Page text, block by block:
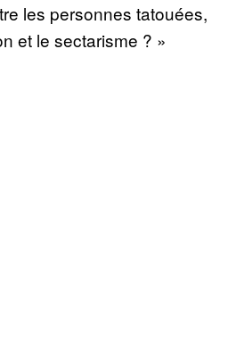
les personnes tatouées,
et le sectarisme ? »